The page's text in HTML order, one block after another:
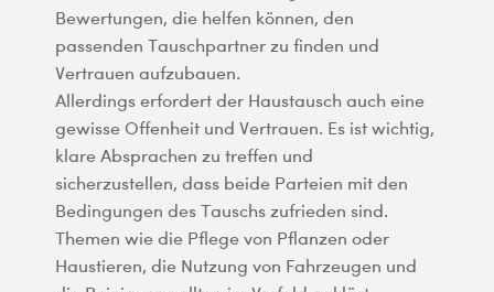
Bewertungen, die helfen können, den
passenden Tauschpartner zu finden und
Vertrauen aufzubauen.
Allerdings erfordert der Haustausch auch eine
gewisse Offenheit und Vertrauen. Es ist wichtig,
klare Absprachen zu treffen und
sicherzustellen, dass beide Parteien mit den
Bedingungen des Tauschs zufrieden sind.
Themen wie die Pflege von Pflanzen oder
Haustieren, die Nutzung von Fahrzeugen und